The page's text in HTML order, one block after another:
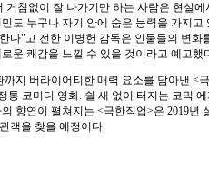
거침없이 잘 나가기만 하는 사람은 현실에
도 누구나 자기 안에 숨은 능력을 가지고
다"고 전한 이병헌 감독은 인물들의 변화
운 쾌감을 느낄 수 있을 것이라고 예고했
지 버라이어티한 매력 요소를 담아낸 <
통 코미디 영화. 쉴 새 없이 터지는 코믹 에
향연이 펼쳐지는 <극한직업>은 2019년
객을 찾을 예정이다.